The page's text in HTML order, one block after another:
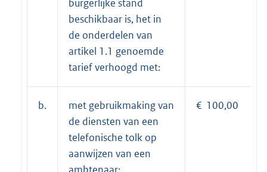
burgerlijke stand
beschikbaar is, het in
de onderdelen van
artikel 1.1 genoemde
tarief verhoogd met:
b.
met gebruikmaking van
de diensten van een
telefonische tolk op
aanwijzen van een
€ 100,00